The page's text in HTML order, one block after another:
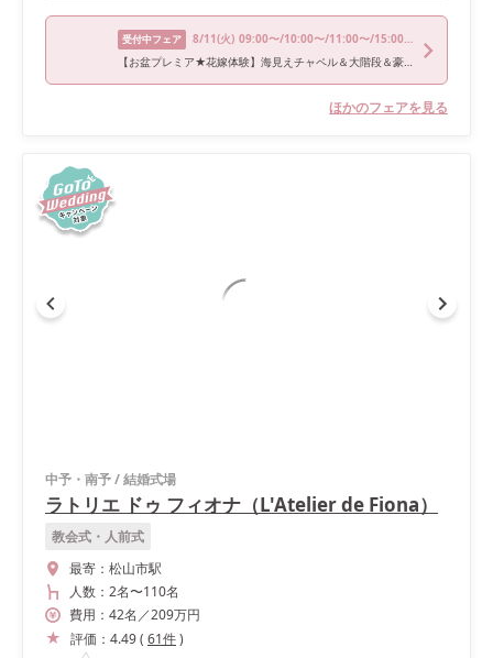
受付中フェア 8/11(火) 09:00〜/10:00〜/11:00〜/15:00〜/16:00〜
【お盆プレミア★花嫁体験】海見えチャペル＆大階段＆豪華試食♪
ほかのフェアを見る
中予・南予/結婚式場
ラトリエ ドゥ フィオナ（L'Atelier de Fiona）
教会式・人前式
最寄： 松山市駅
人数： 2名〜110名
費用： 42名 ／209万円
評価： 4.49( 61件)